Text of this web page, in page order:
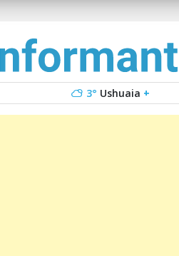
3° Ushuaia +